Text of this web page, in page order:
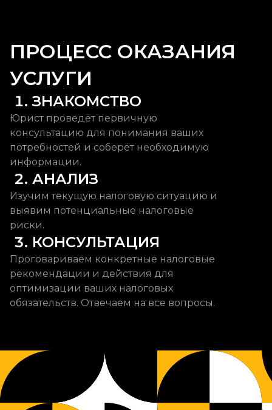
ПРОЦЕСС ОКАЗАНИЯ
УСЛУГИ
1. ЗНАКОМСТВО
Юрист проведёт первичную
консультацию для понимания ваших
потребностей и соберёт необходимую
информации.
2. АНАЛИЗ
Изучим текущую налоговую ситуацию и
выявим потенциальные налоговые
риски.
3. КОНСУЛЬТАЦИЯ
Проговариваем конкретные налоговые
рекомендации и действия для
оптимизации ваших налоговых
обязательств. Отвечаем на все вопросы.